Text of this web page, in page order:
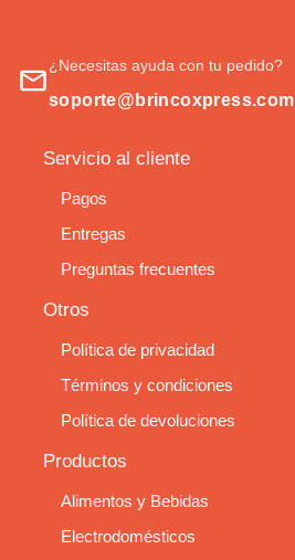
¿Necesitas ayuda con tu pedido?
soporte@brincoxpress.com
Servicio al cliente
Pagos
Entregas
Preguntas frecuentes
Otros
Política de privacidad
Términos y condiciones
Política de devoluciones
Productos
Alimentos y Bebidas
Electrodomésticos